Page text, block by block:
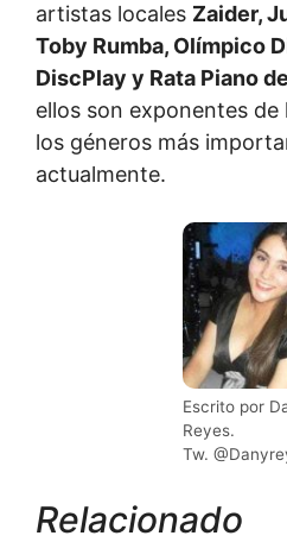
artistas locales Zaider,
Toby Rumba, Olímpico
DiscPlay y Rata Piano
ellos son exponentes
los géneros más
actualmente.
Escrito por
Reyes.
Tw.
Relacionado